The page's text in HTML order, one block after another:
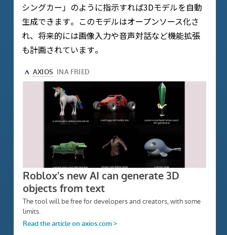
シングカー」のように指示すれば3Dモデルを自動
生成できます​。このモデルはオープンソース化さ
れ、将来的には画像入力や音声対話など機能拡張
も計画されています​。